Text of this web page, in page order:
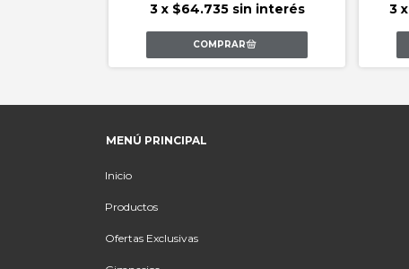
3 x $64.735 sin interés 3 x
MENÚ PRINCIPAL
Inicio
Productos
Ofertas Exclusivas